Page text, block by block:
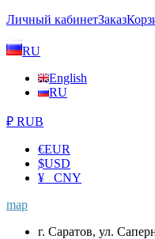
Личный кабинетЗаказ
RU
English
RU
₽ RUB
€EUR
$USD
¥ CNY
map
г. Саратов, ул.